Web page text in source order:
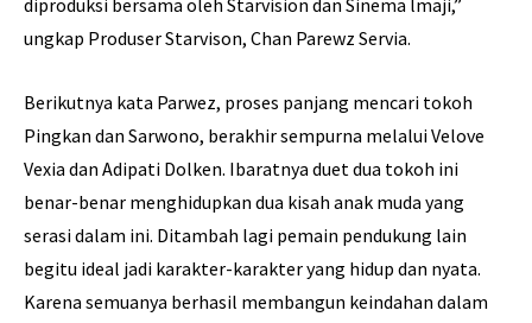
diproduksi bersama oleh Starvision dan Sinema lmaji,”
ungkap Produser Starvison, Chan Parewz Servia.
Berikutnya kata Parwez, proses panjang mencari tokoh
Pingkan dan Sarwono, berakhir sempurna melalui Velove
Vexia dan Adipati Dolken. Ibaratnya duet dua tokoh ini
benar-benar menghidupkan dua kisah anak muda yang
serasi dalam ini. Ditambah lagi pemain pendukung lain
begitu ideal jadi karakter-karakter yang hidup dan nyata.
Karena semuanya berhasil membangun keindahan dalam